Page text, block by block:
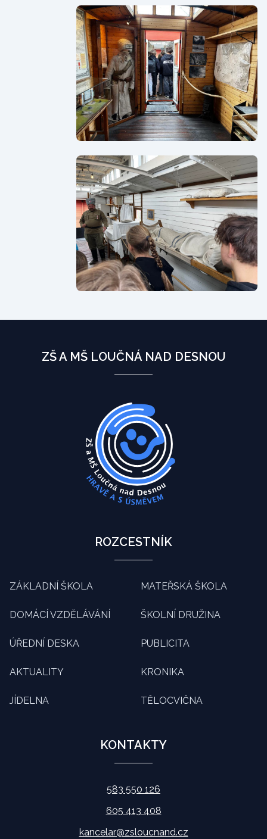
ZŠ A MŠ LOUČNÁ NAD DESNOU
ROZCESTNÍK
ZÁKLADNÍ ŠKOLA MATEŘSKÁ ŠKOLA
DOMÁCÍ VZDĚLÁVÁNÍ ŠKOLNÍ DRUŽINA
ÚŘEDNÍ DESKA PUBLICITA
AKTUALITY KRONIKA
JÍDELNA TĚLOCVIČNA
KONTAKTY
583 550 126
605 413 408
kancelar@zsloucnand.cz